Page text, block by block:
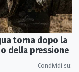
torna dopo la
della pressione
Condividi su: